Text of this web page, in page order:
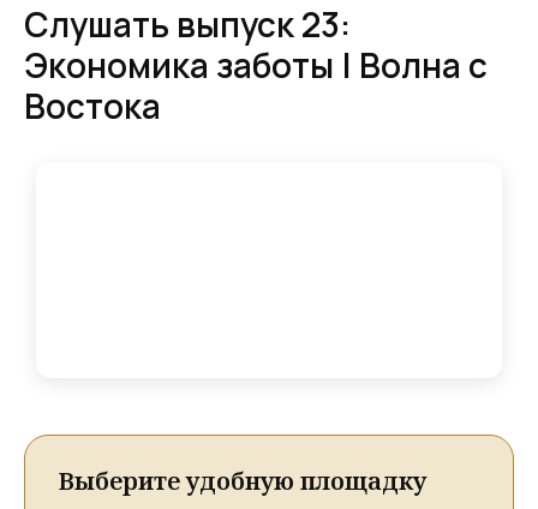
Слушать выпуск 23:
Экономика заботы | Волна с
Востока
Выберите удобную площадку